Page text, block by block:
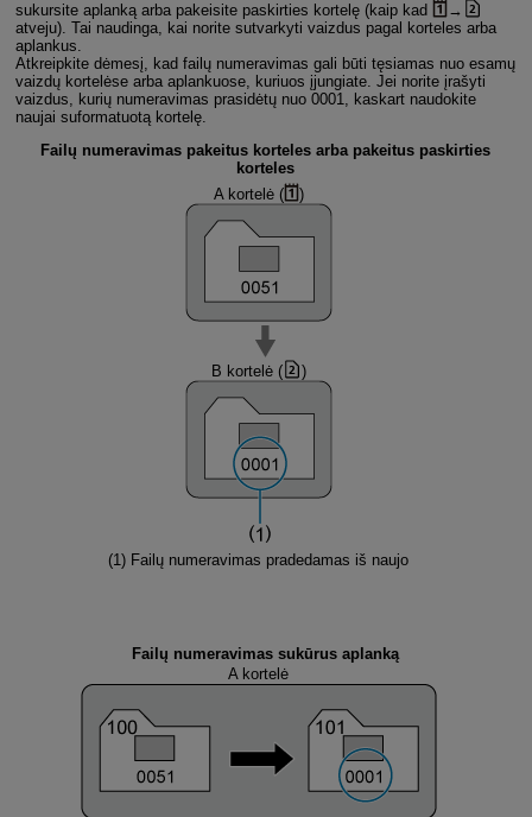
sukursite aplanką arba pakeisite paskirties kortelę (kaip kad
→
atveju). Tai naudinga, kai norite sutvarkyti vaizdus pagal korteles arba
aplankus.
Atkreipkite dėmesį, kad failų numeravimas gali būti tęsiamas nuo esamų
vaizdų kortelėse arba aplankuose, kuriuos įjungiate. Jei norite įrašyti
vaizdus, kurių numeravimas prasidėtų nuo 0001, kaskart naudokite
naujai suformatuotą kortelę.
Failų numeravimas pakeitus korteles arba pakeitus paskirties
korteles
A kortelė (
)
B kortelė ( )
(1) Failų numeravimas pradedamas iš naujo
Failų numeravimas sukūrus aplanką
A kortelė